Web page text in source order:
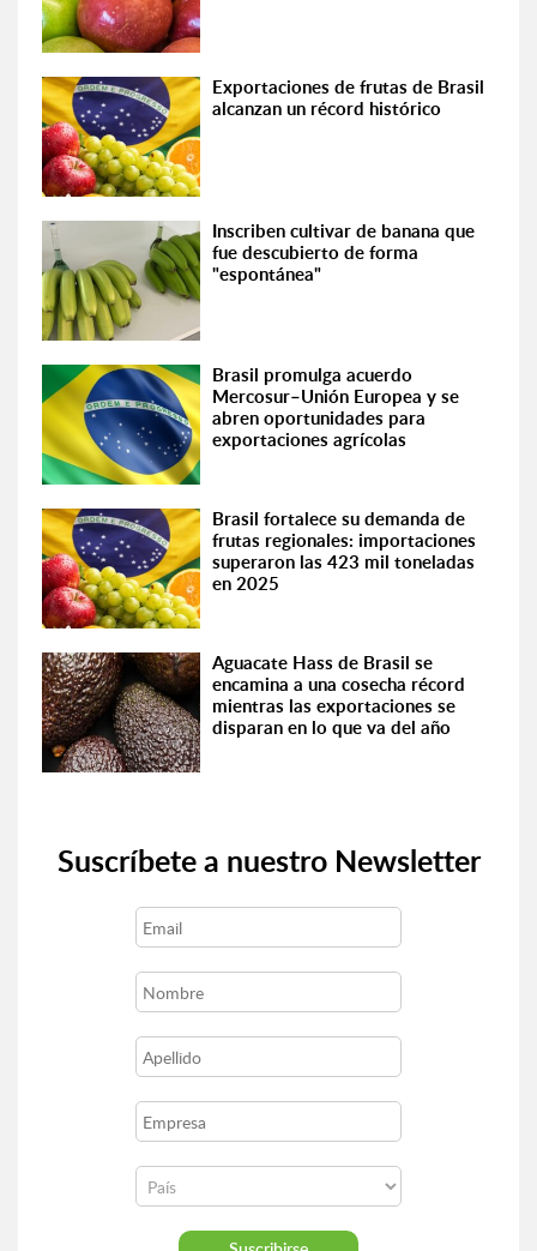
Exportaciones de frutas de Brasil
alcanzan un récord histórico
Inscriben cultivar de banana que
fue descubierto de forma
"espontánea"
Brasil promulga acuerdo
Mercosur–Unión Europea y se
abren oportunidades para
exportaciones agrícolas
Brasil fortalece su demanda de
frutas regionales: importaciones
superaron las 423 mil toneladas
en 2025
Aguacate Hass de Brasil se
encamina a una cosecha récord
mientras las exportaciones se
disparan en lo que va del año
Suscríbete a nuestro Newsletter